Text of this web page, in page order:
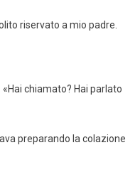
riservato a mio padre.
chiamato? Hai parlato
preparando la colazione